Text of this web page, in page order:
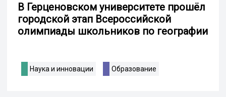
В Герценовском университете прошёл
городской этап Всероссийской
олимпиады школьников по географии
Наука и инновации Образование